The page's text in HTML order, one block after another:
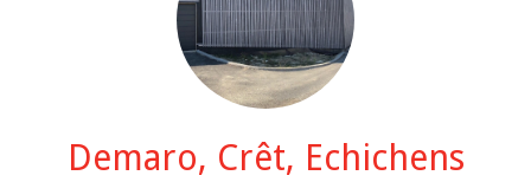
Demaro, Crêt, Echichens